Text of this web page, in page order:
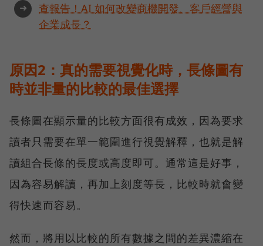
➜
查報告！AI 如何改變商機開發、客戶經營與
企業成長？
原因2：真的需要視覺化時，長條圖有
時並非量的比較的最佳選擇
長條圖在顯示量的比較方面很有成效，因為要求
讀者只需要在單一範圍進行視覺解釋，也就是解
讀組合長條的長度或高度即可。通常這是好事，
因為容易解讀，再加上刻度等長，比較時就會變
得快速而容易。
然而，將用以比較的所有數據之間的差異濃縮在